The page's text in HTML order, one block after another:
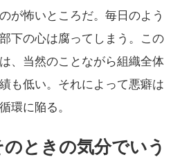
が怖いところだ。毎日のよう
下の心は腐ってしまう。この
、当然のことながら組織全体
も低い。それによって悪癖は
環に陥る。
のときの気分でいう